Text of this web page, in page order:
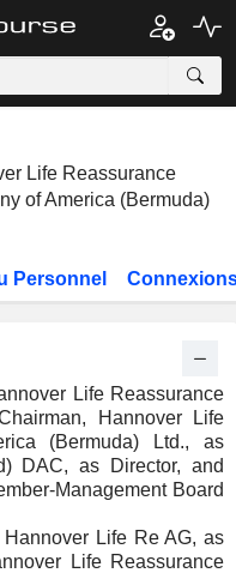
Life Reassurance
of America (Bermuda)
Personnel
Life Reassurance
Hannover Life
(Bermuda) Ltd., as
DAC, as Director, and
Management Board
Life Re AG, as
Life Reassurance